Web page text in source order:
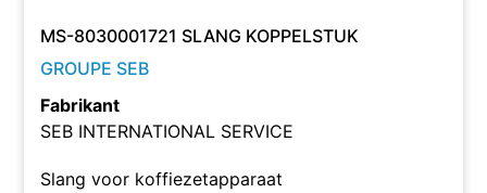
MS-8030001721 SLANG KOPPELSTUK
GROUPE SEB
Fabrikant
SEB INTERNATIONAL SERVICE
Slang voor koffiezetapparaat